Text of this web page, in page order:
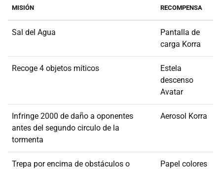
MISIÓN RECOMPENSA
Sal del Agua
Pantalla de
carga Korra
Recoge 4 objetos míticos
Estela
descenso
Avatar
Infringe 2000 de daño a oponentes
antes del segundo circulo de la
tormenta
Aerosol Korra
Trepa por encima de obstáculos o
Papel colores